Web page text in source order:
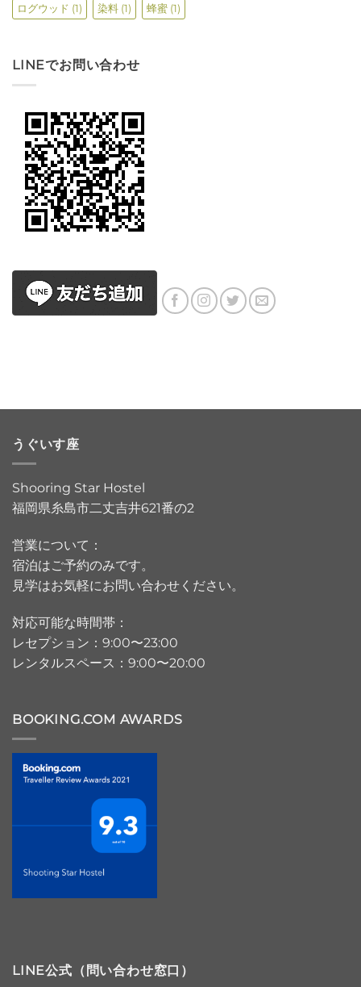
ログウッド (1) 染料 (1) 蜂蜜 (1)
LINEでお問い合わせ
うぐいす座
Shooring Star Hostel
福岡県糸島市二丈吉井621番の2
営業について：
宿泊はご予約のみです。
見学はお気軽にお問い合わせください。
対応可能な時間帯：
レセプション：9:00〜23:00
レンタルスペース：9:00〜20:00
BOOKING.COM AWARDS
LINE公式（問い合わせ窓口）